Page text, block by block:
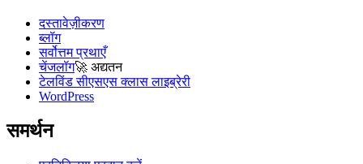
दस्तावेज़ीकरण
ब्लॉग
सर्वोत्तम प्रथाएँ
चेंजलॉग🚀 अद्यतन
टेलविंड सीएसएस क्लास लाइब्रेरी
WordPress
समर्थन